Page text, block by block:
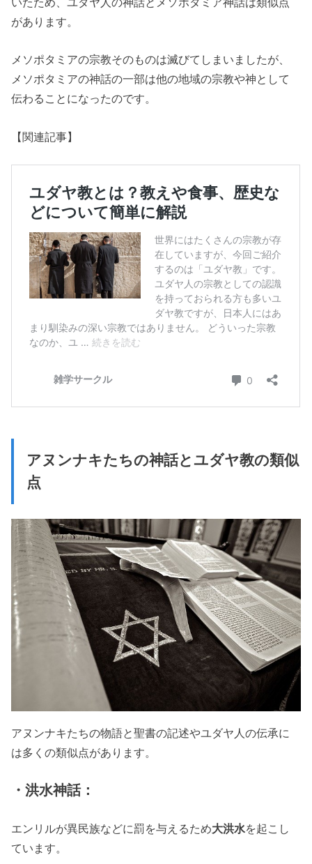
があります。
メソポタミアの宗教そのものは滅びてしまいましたが、
メソポタミアの神話の一部は他の地域の宗教や神として
伝わることになったのです。
【関連記事】
アヌンナキたちの神話とユダヤ教の類似
点
アヌンナキたちの物語と聖書の記述やユダヤ人の伝承に
は多くの類似点があります。
・洪水神話：
エンリルが異民族などに罰を与えるため大洪水を起こし
ています。